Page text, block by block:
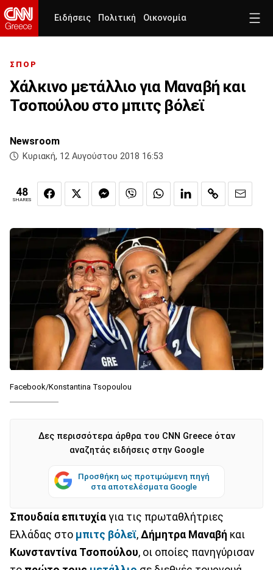
Ειδήσεις Πολιτική Οικονομία
ΣΠΟΡ
Χάλκινο μετάλλιο για Μαναβή και
Τσοπούλου στο μπιτς βόλεϊ
Newsroom
Κυριακή, 12 Αυγούστου 2018 16:53
48
SHARES
Facebook/Konstantina Tsopoulou
Δες περισσότερα άρθρα του CNN Greece όταν
αναζητάς ειδήσεις στην Google
Προσθήκη ως προτιμώμενη πηγή
στα αποτελέσματα Google
Σπουδαία επιτυχία για τις πρωταθλήτριες
Ελλάδας στο μπιτς βόλεϊ, Δήμητρα Μαναβή και
Κωνσταντίνα Τσοπούλου, οι οποίες πανηγύρισαν